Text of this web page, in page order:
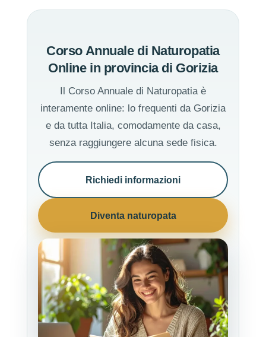
Corso Annuale di Naturopatia
Online in provincia di Gorizia
Il Corso Annuale di Naturopatia è
interamente online: lo frequenti da Gorizia
e da tutta Italia, comodamente da casa,
senza raggiungere alcuna sede fisica.
Richiedi informazioni
Diventa naturopata